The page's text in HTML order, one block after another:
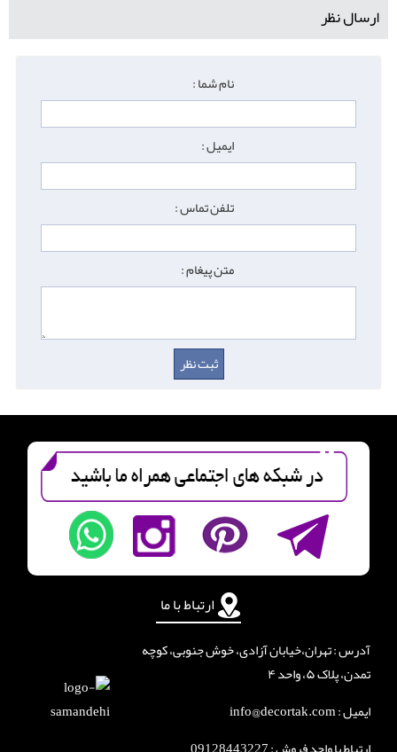
ارسال نظر
نام شما :
ایمیل :
تلفن تماس :
متن پیغام :
ارتباط با ما
آدرس : تهران،خیابان آزادی، خوش جنوبی، کوچه
تمدن، پلاک ۵، واحد ۴
ایمیل : info@decortak.com